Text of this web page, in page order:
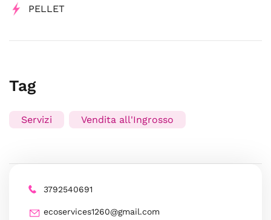
PELLET
Tag
Servizi Vendita all'Ingrosso
3792540691
ecoservices1260@gmail.com